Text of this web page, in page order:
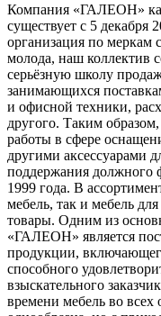
Компания «ГАЛЕОН»
существует с 5 декабря
организация по меркам
молода, наш коллектив
серьёзную школу
занимающихся
и офисной техники,
другого. Таким
работы в сфере
другими аксессуарами
поддержания должного
1999 года. В
мебель, так и мебель
товары. Одним из
«ГАЛЕОН» является
продукции,
способного
взыскательного
времени мебель во всех